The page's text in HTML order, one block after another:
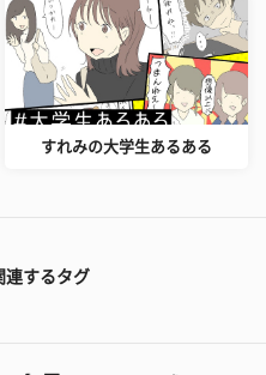
すれみの大学生あるある
連するタグ